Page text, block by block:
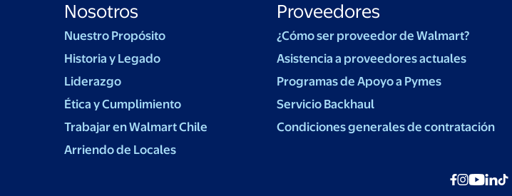
Nosotros
Nuestro Propósito
Historia y Legado
Liderazgo
Ética y Cumplimiento
Trabajar en Walmart Chile
Arriendo de Locales
Proveedores
¿Cómo ser proveedor de Walmart?
Asistencia a proveedores actuales
Programas de Apoyo a Pymes
Servicio Backhaul
Condiciones generales de contratación